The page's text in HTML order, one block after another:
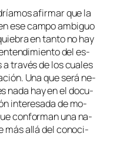
afir­mar que la
ese cam­po am­bi­guo
en tan­to no hay
del es­
tra­vés de los cua­les
Una que se­rá ne­
na­da hay en el do­cu­
in­tere­sa­da de mo­
con­for­man una na­
más allá del co­no­ci­